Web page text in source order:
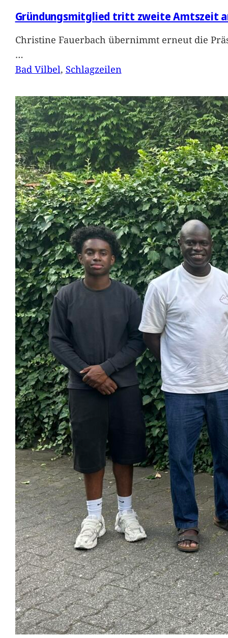
Gründungsmitglied tritt zweite Amtszeit
Christine Fauerbach übernimmt erneut die
…
Bad Vilbel, Schlagzeilen